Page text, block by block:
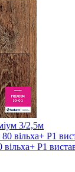
3/2,5м
Р1